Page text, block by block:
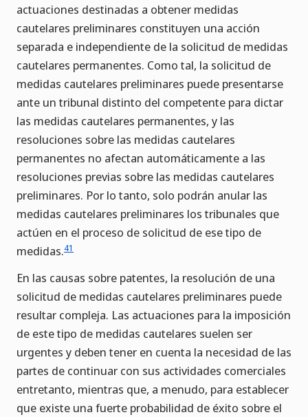
actuaciones destinadas a obtener medidas
cautelares preliminares constituyen una acción
separada e independiente de la solicitud de medidas
cautelares permanentes. Como tal, la solicitud de
medidas cautelares preliminares puede presentarse
ante un tribunal distinto del competente para dictar
las medidas cautelares permanentes, y las
resoluciones sobre las medidas cautelares
permanentes no afectan automáticamente a las
resoluciones previas sobre las medidas cautelares
preliminares. Por lo tanto, solo podrán anular las
medidas cautelares preliminares los tribunales que
actúen en el proceso de solicitud de ese tipo de
medidas.41
En las causas sobre patentes, la resolución de una
solicitud de medidas cautelares preliminares puede
resultar compleja. Las actuaciones para la imposición
de este tipo de medidas cautelares suelen ser
urgentes y deben tener en cuenta la necesidad de las
partes de continuar con sus actividades comerciales
entretanto, mientras que, a menudo, para establecer
que existe una fuerte probabilidad de éxito sobre el